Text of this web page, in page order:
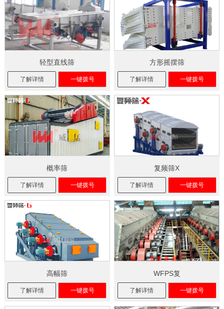
轻型直线筛
了解详情 一键拨号
方形摇摆筛
了解详情 一键拨号
概率筛
了解详情 一键拨号
复频筛X
了解详情 一键拨号
高幅筛
了解详情 一键拨号
WFPS复
了解详情 一键拨号